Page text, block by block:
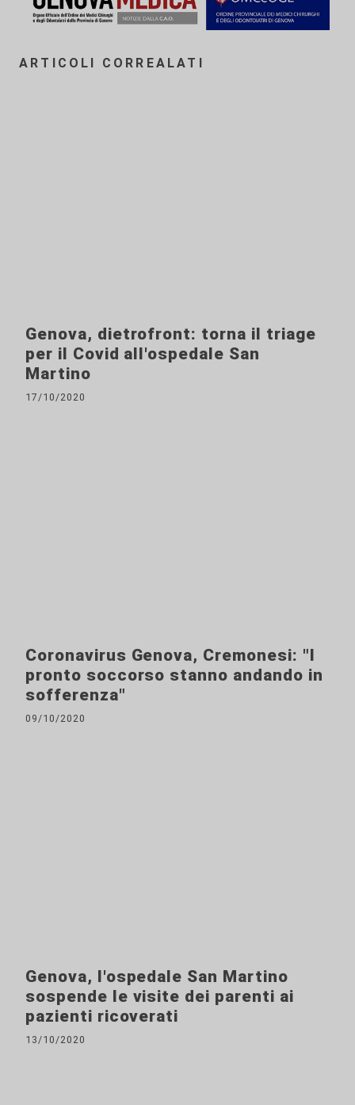
ARTICOLI CORREALATI
Genova, dietrofront: torna il triage
per il Covid all'ospedale San
Martino
17/10/2020
Coronavirus Genova, Cremonesi: "I
pronto soccorso stanno andando in
sofferenza"
09/10/2020
Genova, l'ospedale San Martino
sospende le visite dei parenti ai
pazienti ricoverati
13/10/2020